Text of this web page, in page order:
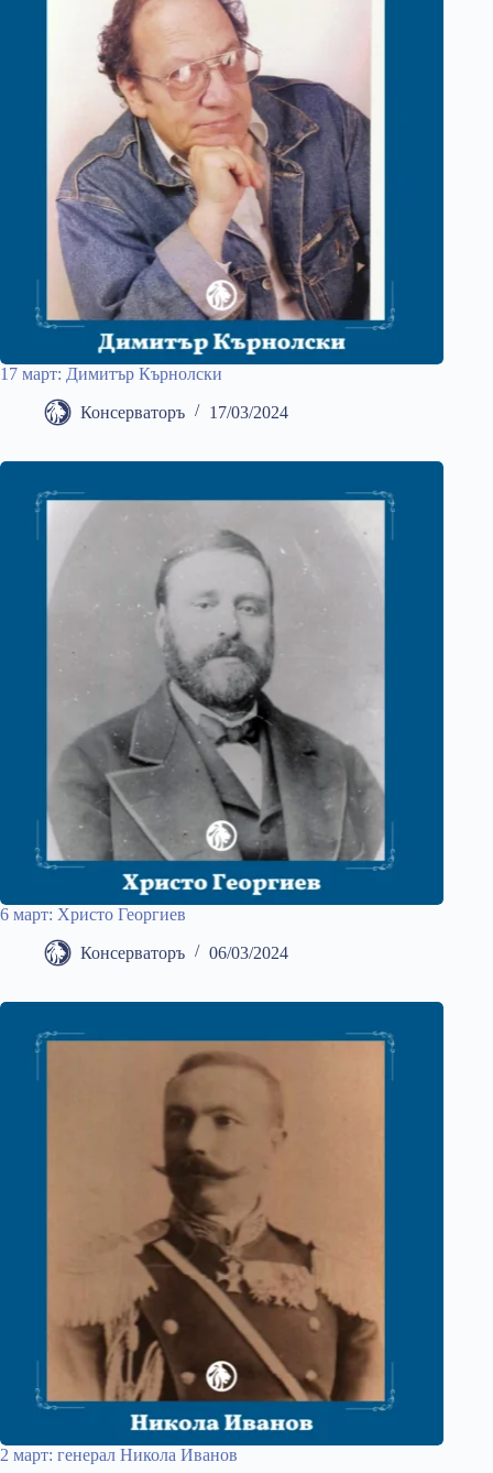
17 март: Димитър Кърнолски
Консерваторъ 17/03/2024
6 март: Христо Георгиев
Консерваторъ 06/03/2024
2 март: генерал Никола Иванов